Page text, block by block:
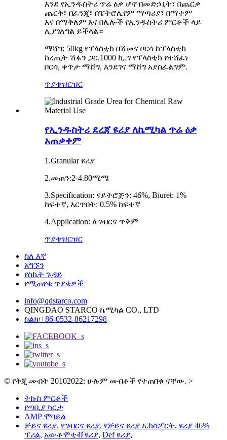
እንደ የኢንዱስትሪ ጥሬ ዕቃ ሆኖ በመድኃኒት፣ በጨርቃ
ጨርቅ፣ በፈንጂ፣ በፔትሮሊየም ማጣሪያ፣ በማተም
እና በማቅለም እና በሌሎች የኢንዱስትሪ ምርቶች ላይ
ሊያገለግል ይችላል።
ማሸግ: 50kg የፕላስቲክ በሽመና ቦርሳ ከፕላስቲክ
ከረጢት ሽፋን ጋር.1000 ኪ.ግ የፕላስቲክ የተሸፈነ
ቦርሳ, ቀጥታ ማሸግ, እንደገና ማሸግ አያስፈልግም.
ጥያቄዝርዝር
የኢንዱስትሪ ደረጃ ዩሪያ ለኬሚካል ጥሬ ዕቃ
አጠቃቀም
1.Granular ዩሪያ
2.መጠን:2-4.80ሚሜ
3.Specification: ናይትሮጅን: 46%, Biuret: 1%
ከፍተኛ, እርጥበት: 0.5% ከፍተኛ
4.Application: ለግብርና ጥቅም
ጥያቄዝርዝር
ስለ እኛ
አግኙን
የስኬት ጉዳይ
የሚጠየቁ ጥያቄዎች
info@qdstarco.com
QINGDAO STARCO ኬሚካል CO., LTD
ስልክ፡+86-0532-86217298
© የቅጂ መብት 20102022: ሁሉም መብቶች የተጠበቁ ናቸው. >
ትኩስ ምርቶች
የጣቢያ ካርታ
AMP ሞባይል
ቻይና ዩሪያ, የግብርና ዩሪያ, የቻይና ዩሪያ ኤክስፖርት, ዩሪያ 46%
ፕሪል, አውቶሞቲቭ ዩሪያ, Def ዩሪያ,